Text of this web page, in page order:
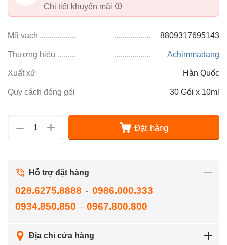
Chi tiết khuyến mãi
Mã vạch 8809317695143
Thương hiệu Achimmadang
Xuất xứ Hàn Quốc
Quy cách đóng gói 30 Gói x 10ml
+
− Đặt hàng
Hỗ trợ đặt hàng
028.6275.8888 - 0986.000.333
0934.850.850 - 0967.800.800
Địa chỉ cửa hàng